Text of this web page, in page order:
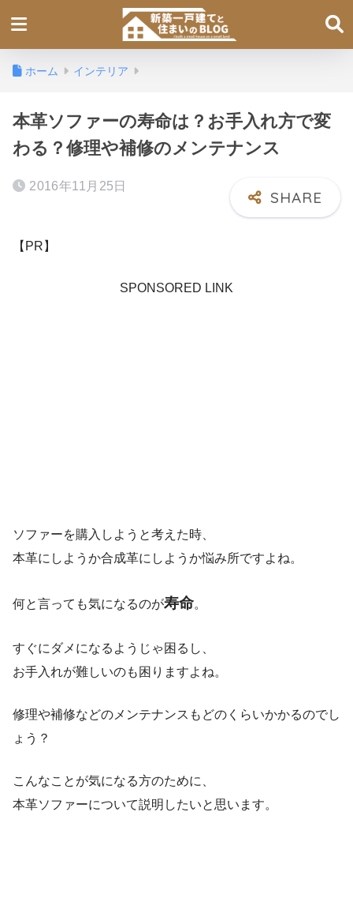
ホーム インテリア
本革ソファーの寿命は？お手入れ方で変
わる？修理や補修のメンテナンス
2016年11月25日
【PR】
SPONSORED LINK
ソファーを購入しようと考えた時、
本革にしようか合成革にしようか悩み所ですよね。
何と言っても気になるのが寿命。
すぐにダメになるようじゃ困るし、
お手入れが難しいのも困りますよね。
修理や補修などのメンテナンスもどのくらいかかるのでし
ょう？
こんなことが気になる方のために、
本革ソファーについて説明したいと思います。